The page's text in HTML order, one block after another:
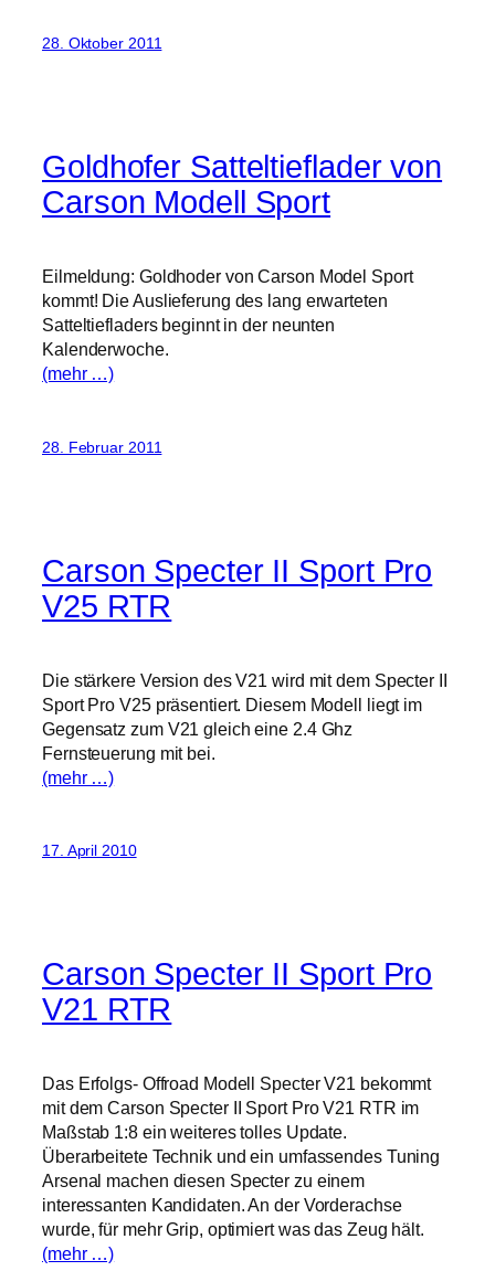
28. Oktober 2011
Goldhofer Satteltieflader von
Carson Modell Sport
Eilmeldung: Goldhoder von Carson Model Sport
kommt! Die Auslieferung des lang erwarteten
Satteltiefladers beginnt in der neunten
Kalenderwoche.
(mehr …)
28. Februar 2011
Carson Specter II Sport Pro
V25 RTR
Die stärkere Version des V21 wird mit dem Specter II
Sport Pro V25 präsentiert. Diesem Modell liegt im
Gegensatz zum V21 gleich eine 2.4 Ghz
Fernsteuerung mit bei.
(mehr …)
17. April 2010
Carson Specter II Sport Pro
V21 RTR
Das Erfolgs- Offroad Modell Specter V21 bekommt
mit dem Carson Specter II Sport Pro V21 RTR im
Maßstab 1:8 ein weiteres tolles Update.
Überarbeitete Technik und ein umfassendes Tuning
Arsenal machen diesen Specter zu einem
interessanten Kandidaten. An der Vorderachse
wurde, für mehr Grip, optimiert was das Zeug hält.
(mehr …)